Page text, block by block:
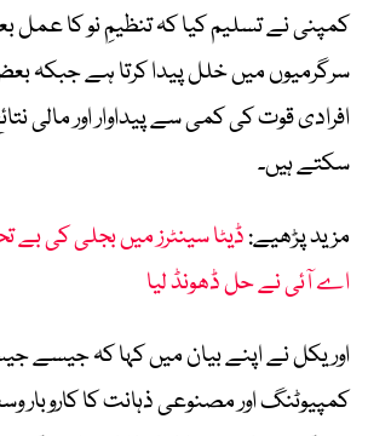
کمپنی نے تسلیم کیا کہ تنظیمِ نو کا عمل
سرگرمیوں میں خلل پیدا کرتا ہے جبکہ
افرادی قوت کی کمی سے پیداوار اور مالی
سکتے ہیں۔
مزید پڑھیے:ڈیٹا سینٹرز میں بجلی کی بے
اے آئی نے حل ڈھونڈ لیا
اوریکل نے اپنے بیان میں کہا کہ جیسے
کمپیوٹنگ اور مصنوعی ذہانت کا کاروبار